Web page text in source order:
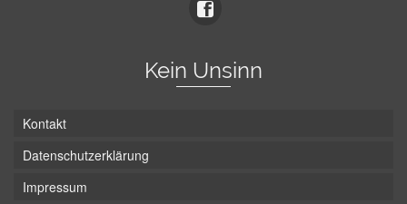
Kein Unsinn
Kontakt
Datenschutzerklärung
Impressum